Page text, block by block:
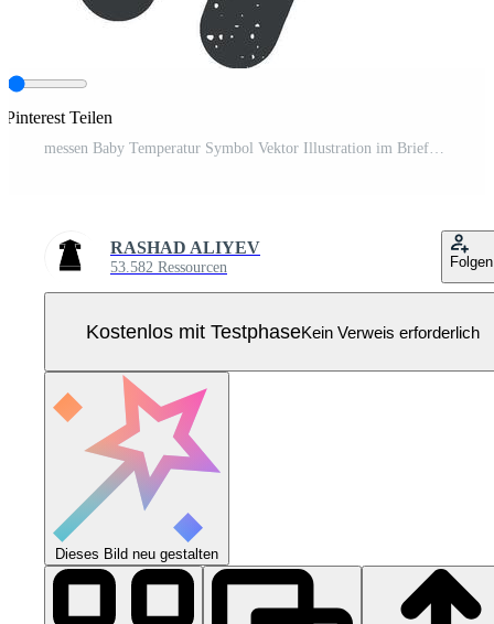
Teilen
messen Baby Temperatur Symbol Vektor Illustration im Briefmarke Stil Pro Vektor
RASHAD ALIYEV
53.582 Ressourcen Folgen
Kostenlos mit TestphaseKein Verweis erforderlich
Dieses Bild neu gestalten